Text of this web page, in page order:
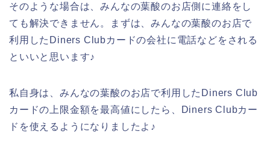
そのような場合は、みんなの葉酸のお店側に連絡をし
ても解決できません。まずは、みんなの葉酸のお店で
利用したDiners Clubカードの会社に電話などをされる
といいと思います♪
私自身は、みんなの葉酸のお店で利用したDiners Club
カードの上限金額を最高値にしたら、Diners Clubカー
ドを使えるようになりましたよ♪